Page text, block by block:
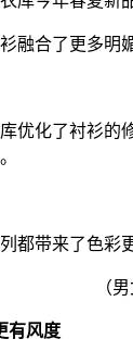
融合了更多明
优化了衬衫
都带来了色
（
有风度